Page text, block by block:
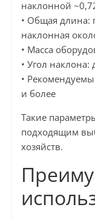
наклонной
• Общая длина:
наклонная
• Масса
• Угол наклона:
•
и более
Такие
подходящим
хозяйств.